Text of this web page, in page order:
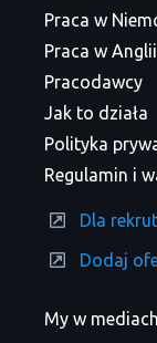
My w
Praca w
Praca w Anglii
Pracodawcy
Jak to działa
Polityka
Regulamin i
Dla
Dodaj